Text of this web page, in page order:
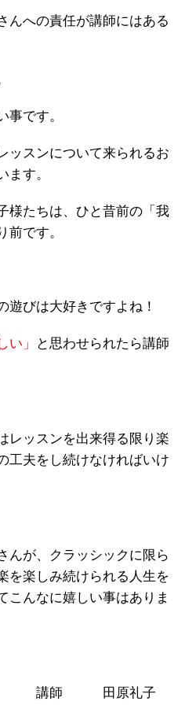
んへの責任が講師にはある
事です。
スンについて来られるお
ます。
様たちは、ひと昔前の「我
前です。
遊びは大好きですよね！
い」
と思わせられたら講師
レッスンを出来得る限り楽
工夫をし続けなければいけ
んが、クラッシックに限ら
を楽しみ続けられる人生を
こんなに嬉しい事はありま
教室 講師 田原礼子